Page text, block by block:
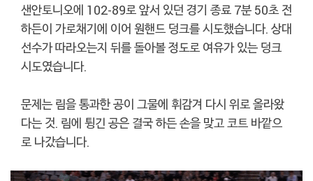
샌안토니오에 102-89로 앞서 있던 경기 종료 7분 50초 전
하든이 가로채기에 이어 원핸드 덩크를 시도했습니다. 상대
선수가 따라오는지 뒤를 돌아볼 정도로 여유가 있는 덩크
시도였습니다.
문제는 림을 통과한 공이 그물에 휘감겨 다시 위로 올라왔
다는 것. 림에 튕긴 공은 결국 하든 손을 맞고 코트 바깥으
로 나갔습니다.